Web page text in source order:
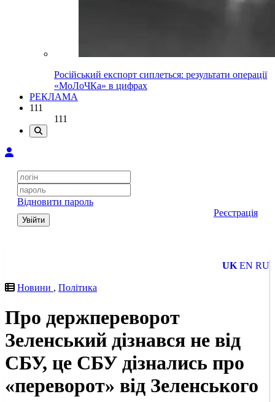
Російський експорт сиплеться: результати операції
«МоЛоЧКа» в цифрах
РЕКЛАМА
111
111
Відновити пароль
Увійти
Реєстрація
UK EN RU
Новини , Політика
Про держпереворот
Зеленський дізнався не від
СБУ, це СБУ дізнались про
«переворот» від Зеленського